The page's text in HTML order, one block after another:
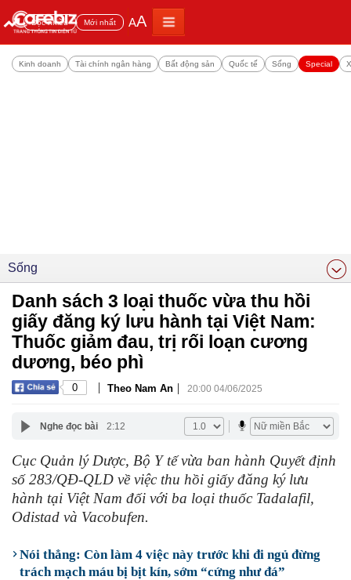
Đọc nhiều Mới nhất AA
Kinh doanh Tài chính ngân hàng Bất động sản Quốc tế Sống Special
Sống
Danh sách 3 loại thuốc vừa thu hồi
giấy đăng ký lưu hành tại Việt Nam:
Thuốc giảm đau, trị rối loạn cương
dương, béo phì
0 | Theo Nam An | 20:00 04/06/2025
Nghe đọc bài 2:12
Cục Quản lý Dược, Bộ Y tế vừa ban hành Quyết định
số 283/QĐ-QLD về việc thu hồi giấy đăng ký lưu
hành tại Việt Nam đối với ba loại thuốc Tadalafil,
Odistad và Vacobufen.
Nói thẳng: Còn làm 4 việc này trước khi đi ngủ đừng
trách mạch máu bị bịt kín, sớm “cứng như đá”